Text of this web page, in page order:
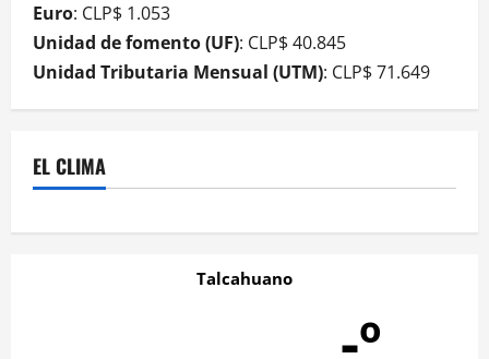
Euro: CLP$ 1.053
Unidad de fomento (UF): CLP$ 40.845
Unidad Tributaria Mensual (UTM): CLP$ 71.649
EL CLIMA
Talcahuano
-º